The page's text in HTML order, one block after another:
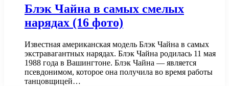
Блэк Чайна в самых смелых
нарядах (16 фото)
Известная американская модель Блэк Чайна в самых
экстравагантных нарядах. Блэк Чайна родилась 11 мая
1988 года в Вашингтоне. Блэк Чайна — является
псевдонимом, которое она получила во время работы
танцовщицей…